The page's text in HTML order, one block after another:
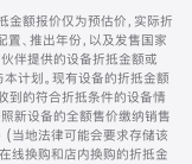
额报价仅为预估价，实际折
、推出年份，以及发售国家
伴提供的设备折抵金额或
计划。现有设备的折抵金额
到的符合折抵条件的设备情
新设备的全额售价缴纳销售
(当地法律可能会要求存储该
线换购和店内换购的折抵金